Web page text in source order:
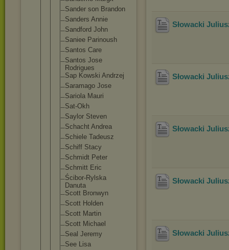
Sander son Brandon
Sanders Annie
Sandford John
Saniee Parinoush
Santos Care
Santos Jose
Rodrigues
Sap Kowski Andrzej
Saramago Jose
Sariola Mauri
Sat-Okh
Saylor Steven
Schacht Andrea
Schiele Tadeusz
Schiff Stacy
Schmidt Peter
Schmitt Eric
Ścibor-Ryls ka
Danuta
Scott Bronwyn
Scott Holden
Scott Martin
Scott Michael
Seal Jeremy
See Lisa
Słowacki
Słowacki
Słowacki
Słowacki
Słowacki